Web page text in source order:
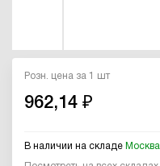
Розн. цена за 1 шт
962,14 ₽
В наличии на складе Москва